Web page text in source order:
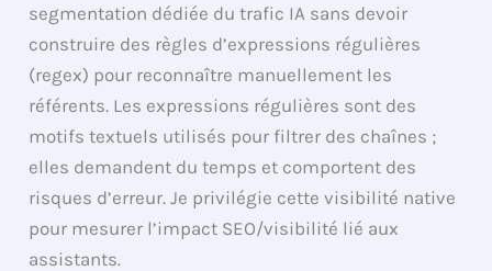
segmentation dédiée du trafic IA sans devoir
construire des règles d’expressions régulières
(regex) pour reconnaître manuellement les
référents. Les expressions régulières sont des
motifs textuels utilisés pour filtrer des chaînes ;
elles demandent du temps et comportent des
risques d’erreur. Je privilégie cette visibilité native
pour mesurer l’impact SEO/visibilité lié aux
assistants.